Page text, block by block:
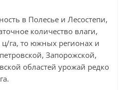
в Полесье и Лесостепи,
количество влаги,
ц/га, то южных регионах и
Запорожской,
областей урожай редко